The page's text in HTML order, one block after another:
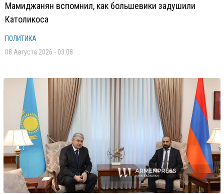
Мамиджанян вспомнил, как большевики задушили
Католикоса
ПОЛИТИКА
08 Августа 2026 - 03:08